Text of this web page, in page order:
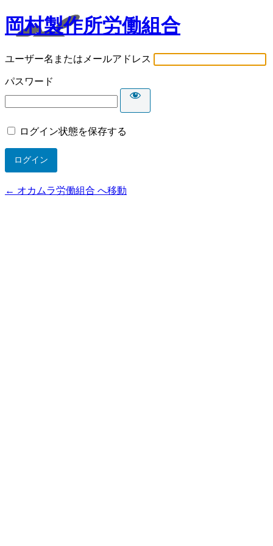
岡村製作所労働組合
ユーザー名またはメールアドレス
パスワード
ログイン状態を保存する
← オカムラ労働組合 へ移動